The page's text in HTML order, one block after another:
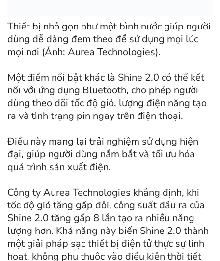
Thiết bị nhỏ gọn như một bình nước giúp người
dùng dễ dàng đem theo để sử dụng mọi lúc
mọi nơi (Ảnh: Aurea Technologies).
Một điểm nổi bật khác là Shine 2.0 có thể kết
nối với ứng dụng Bluetooth, cho phép người
dùng theo dõi tốc độ gió, lượng điện năng tạo
ra và tình trạng pin ngay trên điện thoại.
Điều này mang lại trải nghiệm sử dụng hiện
đại, giúp người dùng nắm bắt và tối ưu hóa
quá trình sản xuất điện.
Công ty Aurea Technologies khẳng định, khi
tốc độ gió tăng gấp đôi, công suất đầu ra của
Shine 2.0 tăng gấp 8 lần tạo ra nhiều năng
lượng hơn. Khả năng này biến Shine 2.0 thành
một giải pháp sạc thiết bị điện tử thực sự linh
hoạt, không phụ thuộc vào điều kiện thời tiết